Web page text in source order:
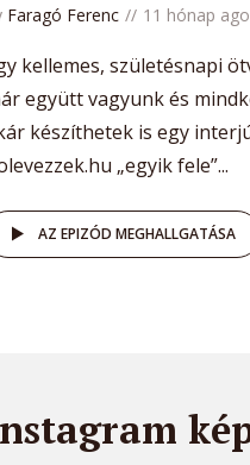
Faragó Ferenc 11 hónap ago
kellemes, születésnapi
együtt vagyunk és
készíthetek is egy
„egyik fele”...
AZ EPIZÓD MEGHALLGATÁSA